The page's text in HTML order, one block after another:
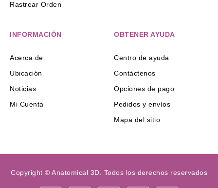
Rastrear Orden
INFORMACIÓN
Acerca de
Ubicación
Noticias
Mi Cuenta
OBTENER AYUDA
Centro de ayuda
Contáctenos
Opciones de pago
Pedidos y envíos
Mapa del sitio
Copyright © Anatomical 3D. Todos los derechos reservados